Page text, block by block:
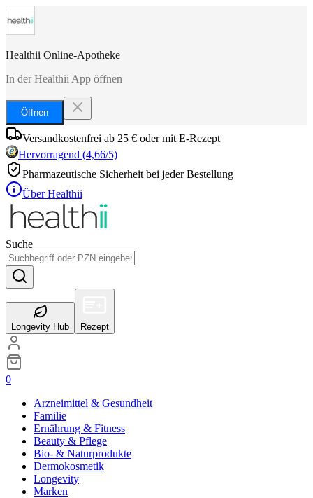
Healthii Online-Apotheke
In der Healthii App öffnen
Öffnen
Versandkostenfrei ab 25 € oder mit E-Rezept
Hervorragend (4,66/5)
Pharmazeutische Sicherheit bei jeder Bestellung
Über Healthii
Suche
Longevity Hub Rezept
0
Arzneimittel & Gesundheit
Familie
Ernährung & Fitness
Beauty & Pflege
Bio- & Naturprodukte
Dermokosmetik
Longevity
Marken